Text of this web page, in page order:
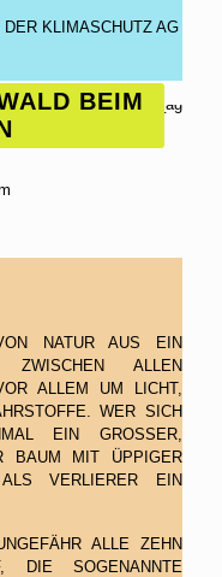
KLIMASCHUTZ AG
BEIM
NATUR AUS EIN
ZWISCHEN ALLEN
ALLEM UM LICHT,
WER SICH
EIN GROSSER, S
MIT ÜPPIGER K
VERLIERER EIN S
ALLE ZEHN
DIE SOGENANNTE